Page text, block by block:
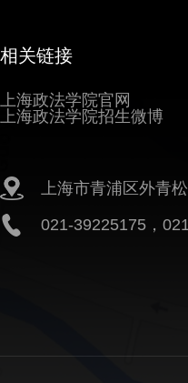
上海市青浦区外青
021-39225175，
相关链接
上海政法学院官网
上海政法学院招生微博